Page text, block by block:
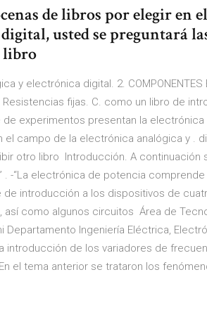
de libros por elegir en
usted se preguntará
libro
y electrónica digital. 2. COMPONENTES
fijas. C. como un libro de
experimentos presentan la
el campo de la electrónica analógica y .
otro libro Introducción. A continuación
. -“La electrónica de potencia
de introducción a los dispositivos de
así como algunos circuitos Área de
Departamento Ingeniería Eléctrica,
introducción de los variadores de frecuen-
En el tema anterior se trataron los